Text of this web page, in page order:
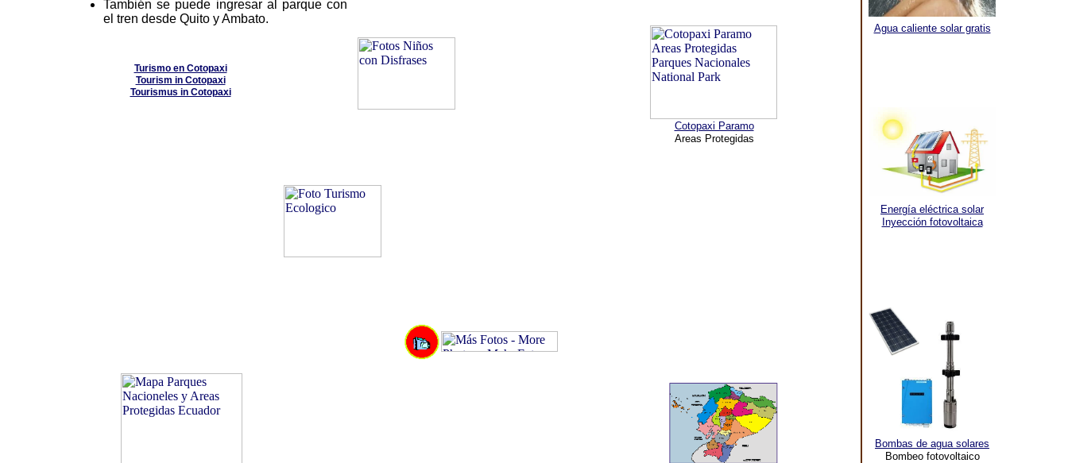
También se puede ingresar al parque con
el tren desde Quito y Ambato.
Turismo en Cotopaxi
Tourism in Cotopaxi
Tourismus in Cotopaxi
Cotopaxi Paramo
Areas Protegidas
Bombas de agua solares
Bombeo fotovoltaico
Agua caliente solar gratis
Energía eléctrica solar
Inyección fotovoltaica